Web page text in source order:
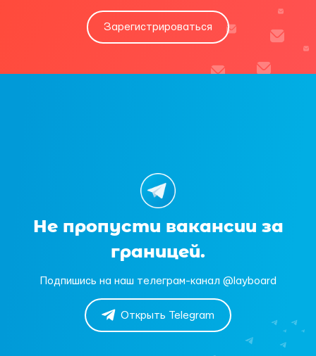
Зарегистрироваться
Не пропусти вакансии за
границей.
Подпишись на наш телеграм-канал @layboard
Открыть Telegram